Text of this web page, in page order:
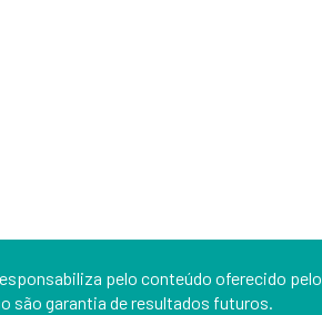
pelo conteúdo oferecido pelo
são garantia de resultados futuros.